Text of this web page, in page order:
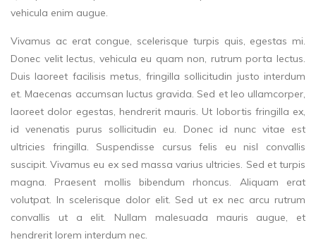
vehicula enim augue.
Vivamus ac erat congue, scelerisque turpis quis, egestas mi.
Donec velit lectus, vehicula eu quam non, rutrum porta lectus.
Duis laoreet facilisis metus, fringilla sollicitudin justo interdum
et. Maecenas accumsan luctus gravida. Sed et leo ullamcorper,
laoreet dolor egestas, hendrerit mauris. Ut lobortis fringilla ex,
id venenatis purus sollicitudin eu. Donec id nunc vitae est
ultricies fringilla. Suspendisse cursus felis eu nisl convallis
suscipit. Vivamus eu ex sed massa varius ultricies. Sed et turpis
magna. Praesent mollis bibendum rhoncus. Aliquam erat
volutpat. In scelerisque dolor elit. Sed ut ex nec arcu rutrum
convallis ut a elit. Nullam malesuada mauris augue, et
hendrerit lorem interdum nec.